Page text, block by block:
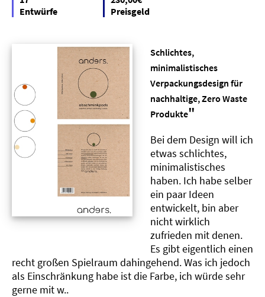
Entwürfe
Preisgeld
Schlichtes,
minimalistisches
Verpackungsdesign für
nachhaltige, Zero Waste
Produkte"
Bei dem Design will ich
etwas schlichtes,
minimalistisches
haben. Ich habe selber
ein paar Ideen
entwickelt, bin aber
nicht wirklich
zufrieden mit denen.
Es gibt eigentlich einen
recht großen Spielraum dahingehend. Was ich jedoch
als Einschränkung habe ist die Farbe, ich würde sehr
gerne mit w..